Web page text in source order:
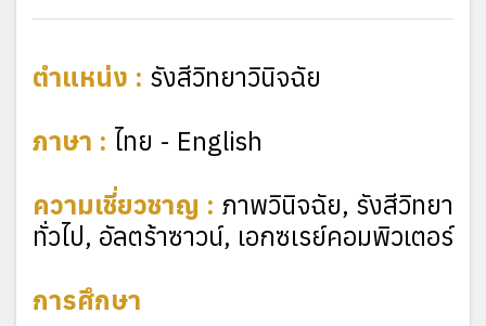
ตำแหน่ง : รังสีวิทยาวินิจฉัย
ภาษา : ไทย - English
ความเชี่ยวชาญ : ภาพวินิจฉัย, รังสีวิทยา
ทั่วไป, อัลตร้าซาวน์, เอกซเรย์คอมพิวเตอร์
การศึกษา